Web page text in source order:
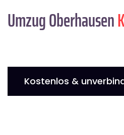
Umzug Oberhausen
Kostenlos &